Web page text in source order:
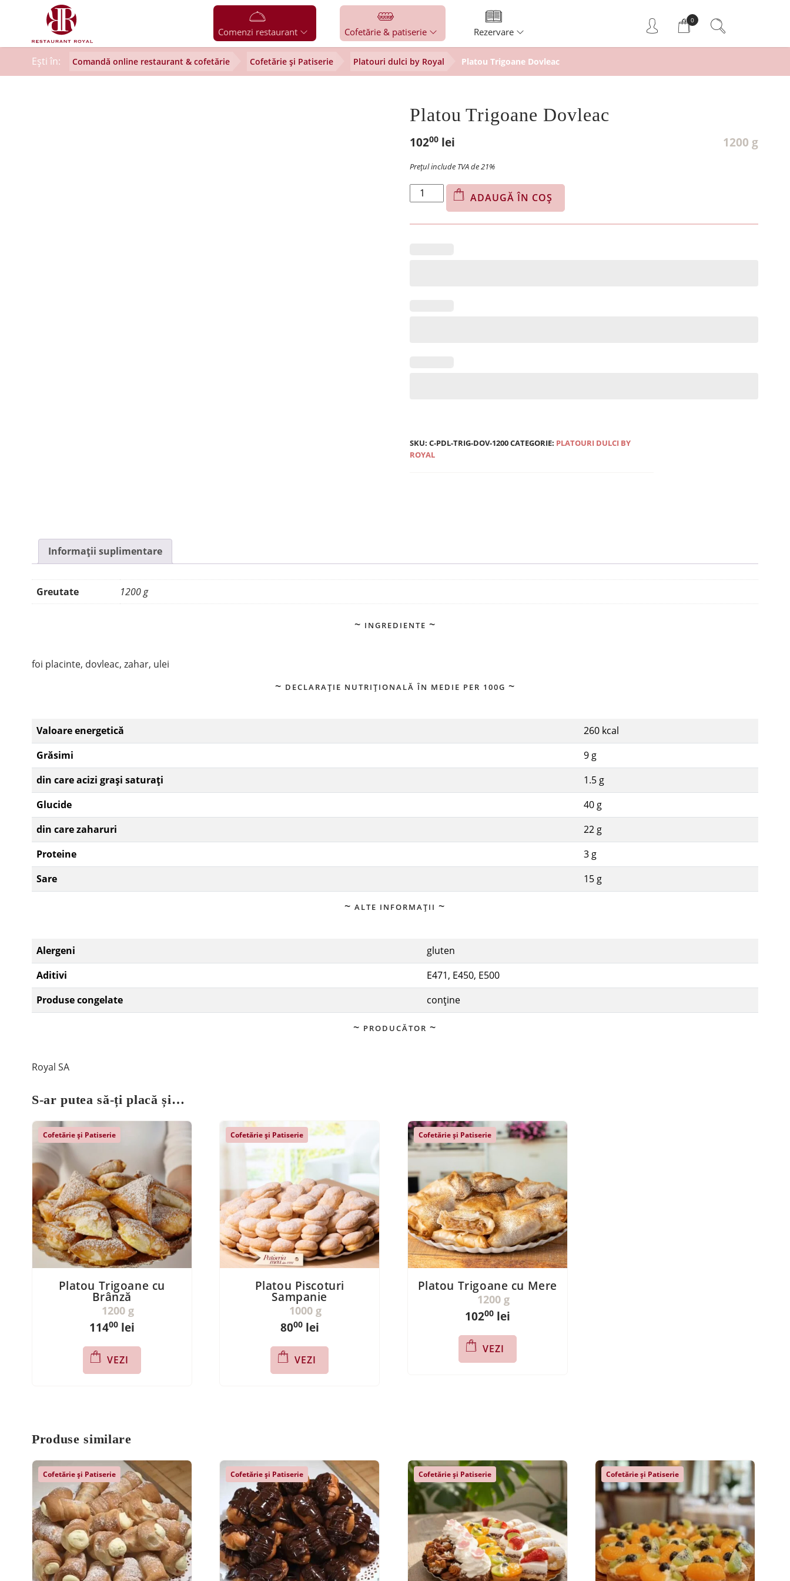
Comenzi restaurant Cofetărie & patiserie Rezervare
0
Ești în: Comandă online restaurant & cofetărie Cofetărie și Patiserie Platouri dulci by Royal Platou Trigoane Dovleac
Platou Trigoane Dovleac
10200 lei 1200 g
Prețul include TVA de 21%
Cantitate
Platou
ADAUGĂ ÎN COȘ
SKU: C-PDL-TRIG-DOV-1200CATEGORIE: PLATOURI DULCI BY
ROYAL
Informații suplimentare
Greutate 1200 g
INGREDIENTE
foi placinte, dovleac, zahar, ulei
DECLARAȚIE NUTRIȚIONALĂ ÎN MEDIE PER 100G
Valoare energetică
260 kcal
Grăsimi
9 g
din care acizi grași saturați
1.5 g
Glucide
40 g
din care zaharuri
22 g
Proteine
3 g
Sare
15 g
ALTE INFORMAȚII
Alergeni
gluten
Aditivi
E471, E450, E500
Produse congelate
conține
PRODUCĂTOR
Royal SA
S-ar putea să-ți placă și…
Cofetărie și Patiserie
Platou Trigoane cu
Brânză
1200 g
11400 lei
VEZI
Cofetărie și Patiserie
Platou Piscoturi
Sampanie
1000 g
8000 lei
VEZI
Cofetărie și Patiserie
Platou Trigoane cu Mere
1200 g
10200 lei
VEZI
Produse similare
Cofetărie și Patiserie Cofetărie și Patiserie Cofetărie și Patiserie Cofetărie și Patiserie